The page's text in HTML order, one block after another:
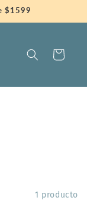
$1599
Carrito
1 producto